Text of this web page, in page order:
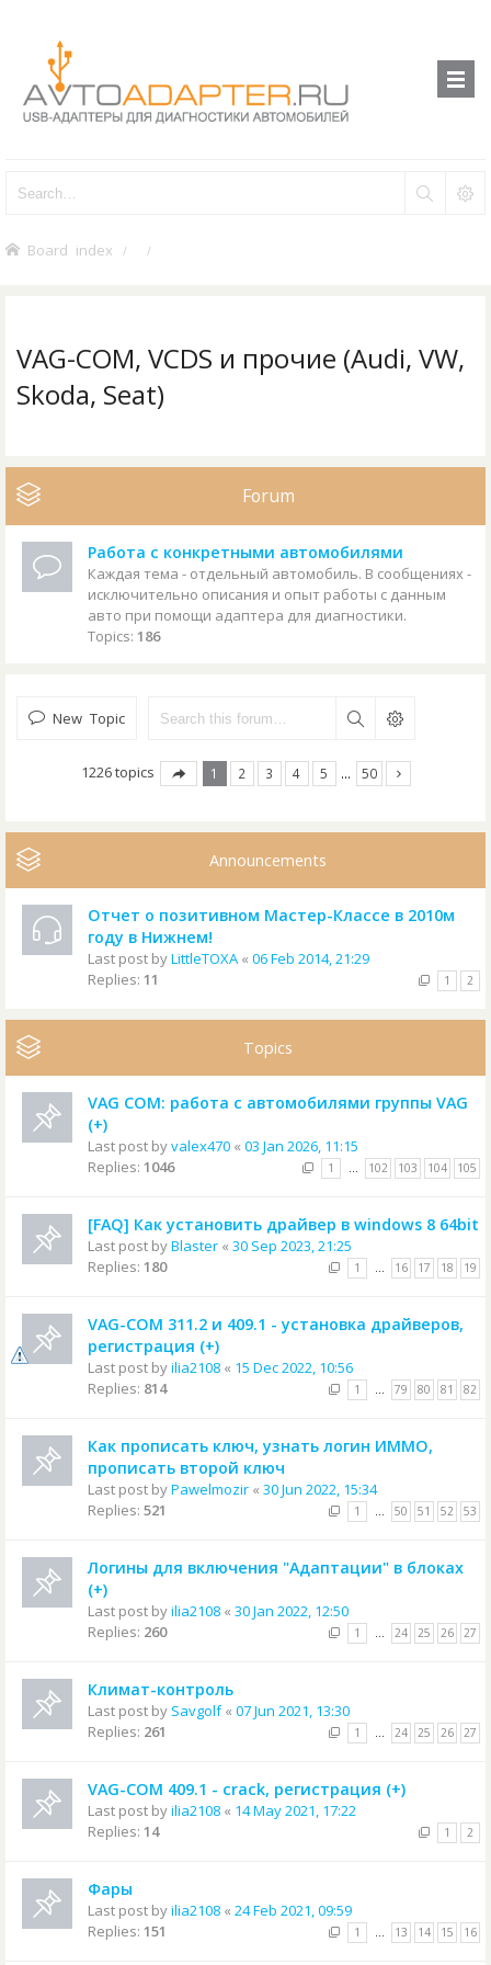
Board index
VAG-COM, VCDS и прочие (Audi, VW,
Skoda, Seat)
Forum
Работа с конкретными автомобилями
Каждая тема - отдельный автомобиль. В сообщениях -
исключительно описания и опыт работы с данным
авто при помощи адаптера для диагностики.
Topics: 186
New Topic
1226 topics 1 2 3 4 5 … 50
Announcements
Отчет о позитивном Мастер-Классе в 2010м
году в Нижнем!
Last post byLittleTOXA « 06 Feb 2014, 21:29
Replies: 11 1 2
Topics
VAG COM: работа с автомобилями группы VAG
(+)
Last post byvalex470 « 03 Jan 2026, 11:15
Replies: 1046 1 … 102 103 104 105
[FAQ] Как установить драйвер в windows 8 64bit
Last post byBlaster « 30 Sep 2023, 21:25
Replies: 180 1 … 16 17 18 19
VAG-COM 311.2 и 409.1 - установка драйверов,
регистрация (+)
Last post byilia2108 « 15 Dec 2022, 10:56
Replies: 814 1 … 79 80 81 82
Как прописать ключ, узнать логин ИММО,
прописать второй ключ
Last post byPawelmozir « 30 Jun 2022, 15:34
Replies: 521 1 … 50 51 52 53
Логины для включения "Адаптации" в блоках
(+)
Last post byilia2108 « 30 Jan 2022, 12:50
Replies: 260 1 … 24 25 26 27
Климат-контроль
Last post by Savgolf« 07 Jun 2021, 13:30
Replies: 261 1 … 24 25 26 27
VAG-COM 409.1 - crack, регистрация (+)
Last post byilia2108 « 14 May 2021, 17:22
Replies: 14 1 2
Фары
Last post byilia2108 « 24 Feb 2021, 09:59
Replies: 151 1 … 13 14 15 16